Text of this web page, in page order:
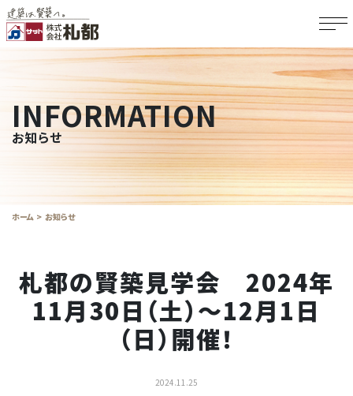
INFORMATION
お知らせ
ホーム お知らせ
札都の賢築見学会 2024年
11月30日（土）～12月1日
（日）開催！
2024.11.25